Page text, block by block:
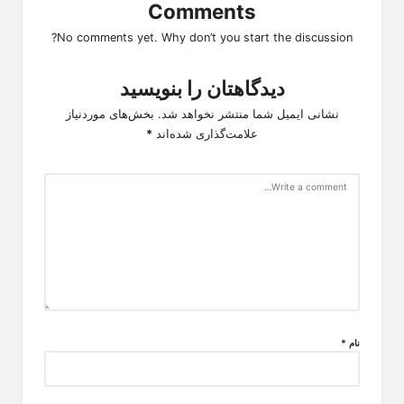
Comments
No comments yet. Why don’t you start the discussion?
دیدگاهتان را بنویسید
نشانی ایمیل شما منتشر نخواهد شد. بخش‌های موردنیاز
علامت‌گذاری شده‌اند *
نام *